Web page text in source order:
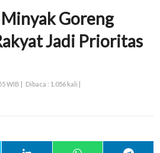
Goreng
Jadi Prioritas
WIB | Dibaca : 1.056 kali |